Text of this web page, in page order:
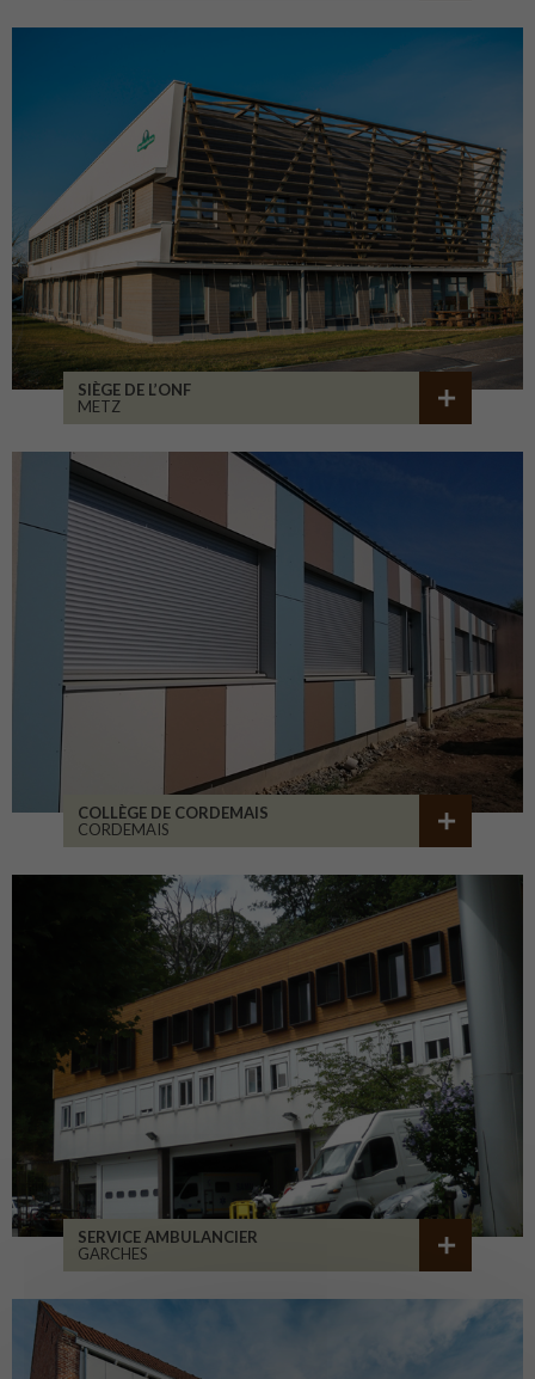
SIÈGE DE L’ONF
METZ
COLLÈGE DE CORDEMAIS
CORDEMAIS
SERVICE AMBULANCIER
GARCHES